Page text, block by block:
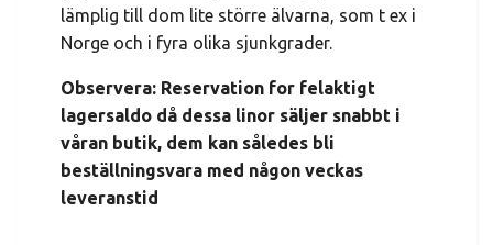
lämplig till dom lite större älvarna, som t ex i
Norge och i fyra olika sjunkgrader.
Observera: Reservation for felaktigt
lagersaldo då dessa linor säljer snabbt i
våran butik, dem kan således bli
beställningsvara med någon veckas
leveranstid